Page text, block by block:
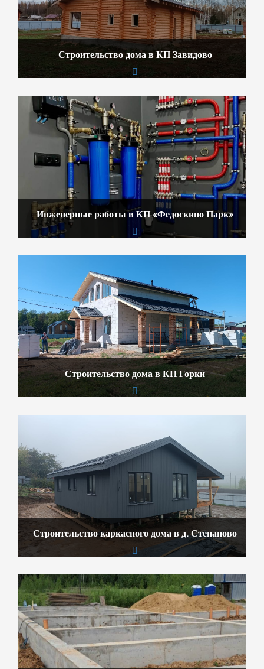
Строительство дома в КП Завидово
Инженерные работы в КП «Федоскино Парк»
Строительство дома в КП Горки
Строительство каркасного дома в д. Степаново